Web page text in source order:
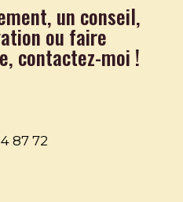
un conseil,
ou faire
contactez-moi !
87 72